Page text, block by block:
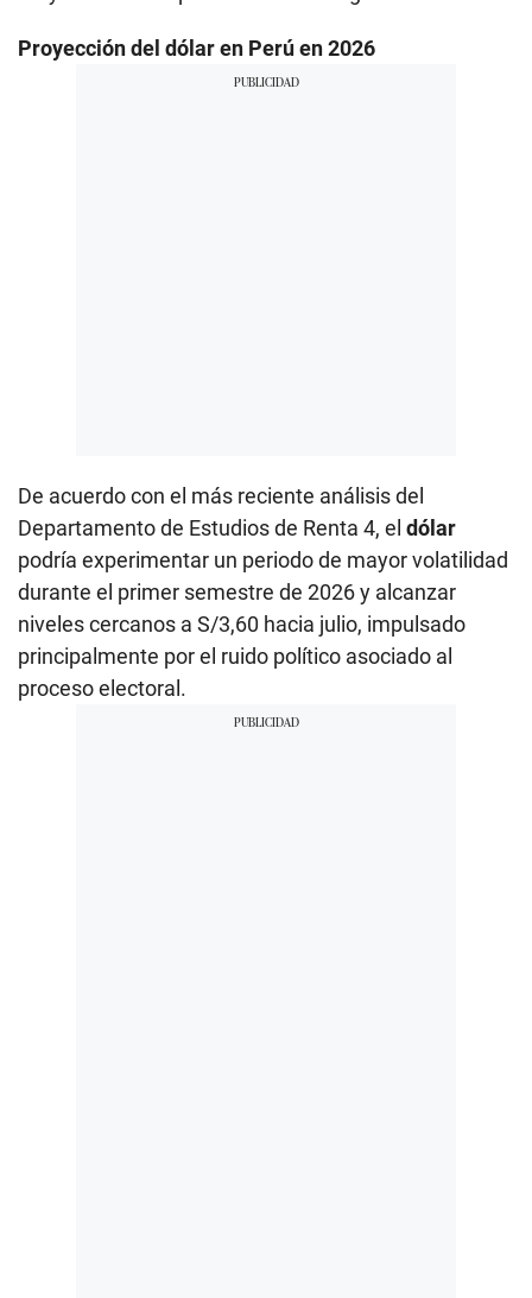
Proyección del dólar en Perú en 2026
De acuerdo con el más reciente análisis del
Departamento de Estudios de Renta 4, el dólar
podría experimentar un periodo de mayor volatilidad
durante el primer semestre de 2026 y alcanzar
niveles cercanos a S/3,60 hacia julio, impulsado
principalmente por el ruido político asociado al
proceso electoral.